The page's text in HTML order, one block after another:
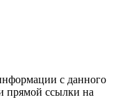
с данного
прямой ссылки на